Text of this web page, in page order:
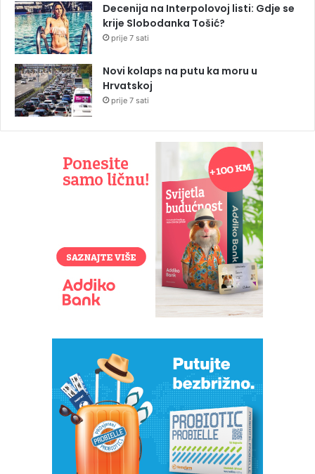
Decenija na Interpolovoj listi: Gdje se
krije Slobodanka Tošić?
prije 7 sati
Novi kolaps na putu ka moru u
Hrvatskoj
prije 7 sati